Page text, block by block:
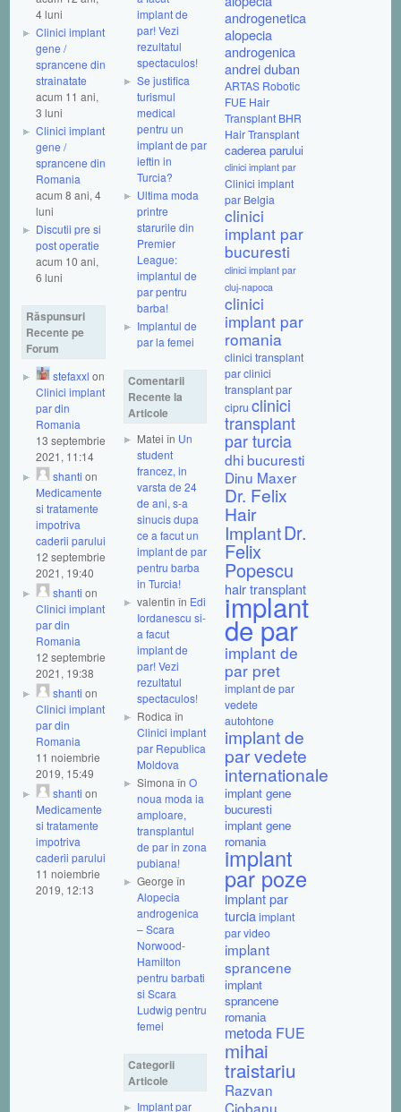
4 luni
Clinici implant
gene /
sprancene din
strainatate
acum 11 ani,
3 luni
Clinici implant
gene /
sprancene din
Romania
acum 8 ani, 4
luni
Discutii pre si
post operatie
acum 10 ani,
6 luni
Răspunsuri
Recente pe
Forum
stefaxxl on
Clinici implant
par din
Romania
13 septembrie
2021, 11:14
shanti on
Medicamente
si tratamente
impotriva
caderii parului
12 septembrie
2021, 19:40
shanti on
Clinici implant
par din
Romania
12 septembrie
2021, 19:38
shanti on
Clinici implant
par din
Romania
11 noiembrie
2019, 15:49
shanti on
Medicamente
si tratamente
impotriva
caderii parului
11 noiembrie
2019, 12:13
implant de
par! Vezi
rezultatul
spectaculos!
Se justifica
turismul
medical
pentru un
implant de par
ieftin in
Turcia?
Ultima moda
printre
starurile din
Premier
League:
implantul de
par pentru
barba!
Implantul de
par la femei
Comentarii
Recente la
Articole
Matei în Un
student
francez, in
varsta de 24
de ani, s-a
sinucis dupa
ce a facut un
implant de par
pentru barba
in Turcia!
valentin în Edi
Iordanescu si-
a facut
implant de
par! Vezi
rezultatul
spectaculos!
Rodica în
Clinici implant
par Republica
Moldova
Simona înO
noua moda ia
amploare,
transplantul
de par in zona
pubiana!
George în
Alopecia
androgenica
– Scara
Norwood-
Hamilton
pentru barbati
si Scara
Ludwig pentru
femei
Categorii
Articole
Implant par
androgenetica
alopecia
androgenica
andrei duban
ARTAS Robotic
FUE Hair
Transplant BHR
Hair Transplant
caderea parului
clinici implant par
Clinici implant
par Belgia
clinici
implant par
bucuresti
clinici implant par
cluj-napoca
clinici
implant par
romania
clinici transplant
parclinici
transplant par
cipru clinici
transplant
par turcia
dhi bucuresti
Dinu Maxer
Dr. Felix
Hair
ImplantDr.
Felix
Popescu
hair transplant
implant
de par
implant de
par pret
implant de par
vedete
autohtone
implant de
par vedete
internationale
implant gene
bucuresti
implant gene
romania
implant
par poze
implant par
turciaimplant
par video
implant
sprancene
implant
sprancene
romania
metoda FUE
mihai
traistariu
Razvan
Ciobanu